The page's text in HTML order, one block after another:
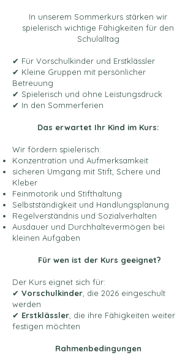
In unserem Sommerkurs stärken wir
spielerisch wichtige Fähigkeiten für den
Schulalltag
✔ Für Vorschulkinder und Erstklässler
✔ Kleine Gruppen mit persönlicher
Betreuung
✔ Spielerisch und ohne Leistungsdruck
✔ In den Sommerferien
Das erwartet Ihr Kind im Kurs:
Wir fördern spielerisch:
Konzentration und Aufmerksamkeit
sicheren Umgang mit Stift, Schere und
Kleber
Feinmotorik und Stifthaltung
Selbstständigkeit und Handlungsplanung
Regelverständnis und Sozialverhalten
Ausdauer und Durchhaltevermögen bei
kleinen Aufgaben
Für wen ist der Kurs geeignet?
Der Kurs eignet sich für:
✔ Vorschulkinder , die 2026 eingeschult
werden
✔ Erstklässler , die ihre Fähigkeiten weiter
festigen möchten
Rahmenbedingungen